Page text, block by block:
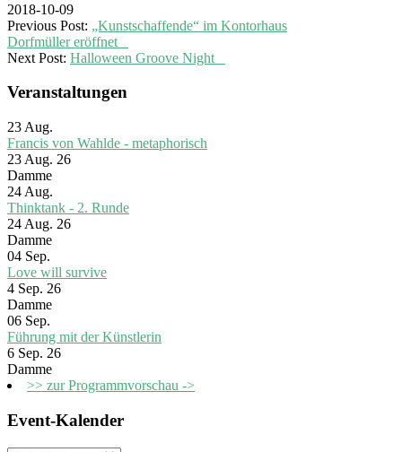
2018-10-09
Previous Post: „Kunstschaffende“ im Kontorhaus
Dorfmüller eröffnet
Next Post: Halloween Groove Night
Veranstaltungen
23 Aug.
Francis von Wahlde - metaphorisch
23 Aug. 26
Damme
24 Aug.
Thinktank - 2. Runde
24 Aug. 26
Damme
04 Sep.
Love will survive
4 Sep. 26
Damme
06 Sep.
Führung mit der Künstlerin
6 Sep. 26
Damme
>> zur Programmvorschau ->
Event-Kalender